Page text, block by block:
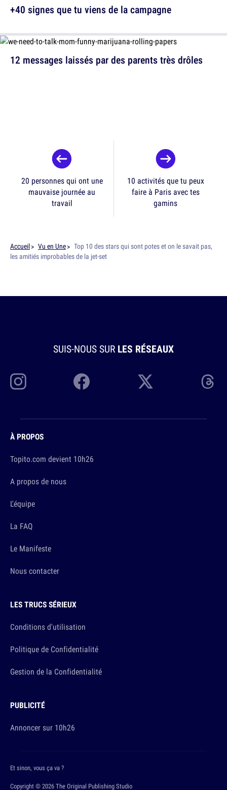
12 messages laissés par des parents très drôles
+40 signes que tu viens de la campagne
20 personnes qui ont une
mauvaise journée au
travail
10 activités que tu peux
faire à Paris avec tes
gamins
Accueil Vu en Une
Top 10 des stars qui sont potes et on le savait pas,
les amitiés improbables de la jet-set
SUIS-NOUS SUR LES RÉSEAUX
À PROPOS
Topito.com devient 10h26
A propos de nous
L'équipe
La FAQ
Le Manifeste
Nous contacter
LES TRUCS SÉRIEUX
Conditions d'utilisation
Politique de Confidentialité
Gestion de la Confidentialité
PUBLICITÉ
Annoncer sur 10h26
Copyright © 2026 The Original Publishing Studio
Et sinon, vous ça va ?